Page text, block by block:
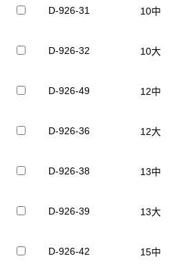
D-926-31 10中
D-926-32 10大
D-926-49 12中
D-926-36 12大
D-926-38 13中
D-926-39 13大
D-926-42 15中